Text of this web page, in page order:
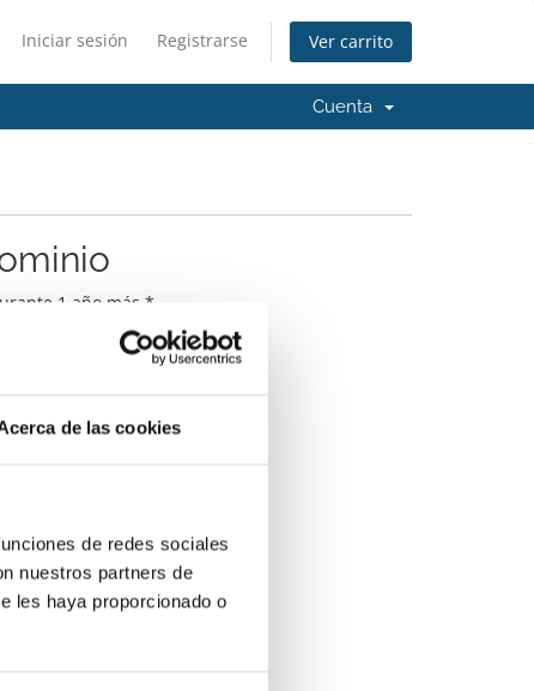
de las cookies
de redes sociales
nuestros partners de
les haya proporcionado o
Iniciar sesión Registrarse Ver carrito
Cuenta
1 año más.*